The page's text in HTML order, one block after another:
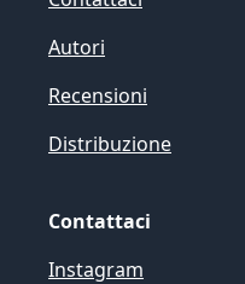
Autori
Recensioni
Distribuzione
Contattaci
Instagram